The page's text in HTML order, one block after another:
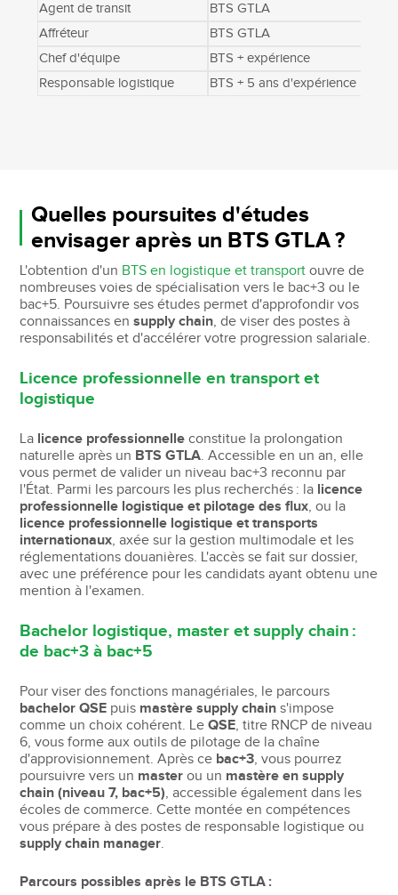
Agent de transit
BTS GTLA
Affréteur
BTS GTLA
Chef d'équipe
BTS + expérience
Responsable logistique
BTS + 5 ans d'expérience
Quelles poursuites d'études
envisager après un BTS GTLA ?
L'obtention d'un BTS en logistique et transport ouvre de
nombreuses voies de spécialisation vers le bac+3 ou le
bac+5. Poursuivre ses études permet d'approfondir vos
connaissances ensupply chain, de viser des postes à
responsabilités et d'accélérer votre progression salariale.
Licence professionnelle en transport et
logistique
La licence professionnelle constitue la prolongation
naturelle après un BTS GTLA. Accessible en un an, elle
vous permet de valider un niveau bac+3 reconnu par
l'État. Parmi les parcours les plus recherchés : la licence
professionnelle logistique et pilotage des flux, ou la
licence professionnelle logistique et transports
internationaux, axée sur la gestion multimodale et les
réglementations douanières. L'accès se fait sur dossier,
avec une préférence pour les candidats ayant obtenu une
mention à l'examen.
Bachelor logistique, master et supply chain :
de bac+3 à bac+5
Pour viser des fonctions managériales, le parcours
bachelor QSE puis mastère supply chain s'impose
comme un choix cohérent. LeQSE, titre RNCP de niveau
6, vous forme aux outils de pilotage de la chaîne
d'approvisionnement. Après ce bac+3, vous pourrez
poursuivre vers un master ou un mastère en supply
chain (niveau 7, bac+5), accessible également dans les
écoles de commerce. Cette montée en compétences
vous prépare à des postes de responsable logistique ou
supply chain manager.
Parcours possibles après le BTS GTLA :